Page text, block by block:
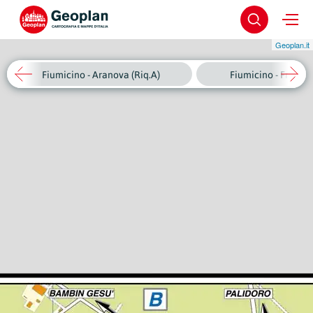
Geoplan.it
Fiumicino - Aranova (Riq.A) Fiumicino -